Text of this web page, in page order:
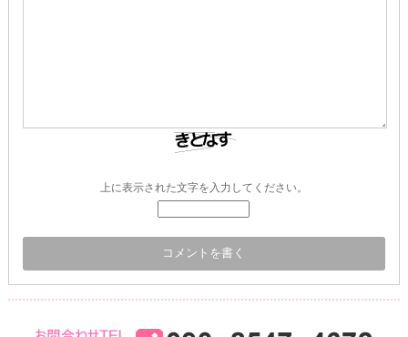
上に表示された文字を入力してください。